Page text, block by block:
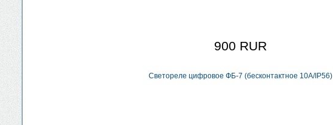
900 RUR
Светореле цифровое ФБ-7 (бесконтактное 10А/IP56)